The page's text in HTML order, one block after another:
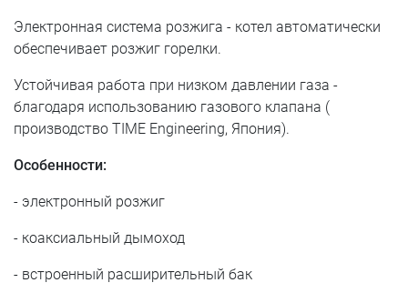
Электронная система розжига - котел автоматически
обеспечивает розжиг горелки.
Устойчивая работа при низком давлении газа -
благодаря использованию газового клапана (
производство TIME Engineering, Япония).
Особенности:
- электронный розжиг
- коаксиальный дымоход
- встроенный расширительный бак